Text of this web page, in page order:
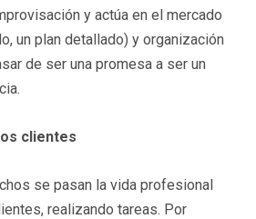
y actúa en el mercado
un plan detallado) y organización
de ser una promesa a ser un
clientes
se pasan la vida profesional
realizando tareas. Por